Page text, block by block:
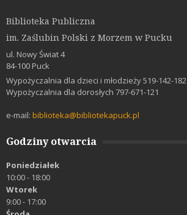
Biblioteka Publiczna
im. Zaślubin Polski z Morzem w Pucku
ul. Nowy Świat 4
84-100 Puck
Wypożyczalnia dla dzieci i młodzieży 519-142-182
Wypożyczalnia dla dorosłych 797-671-121
e-mail: biblioteka@bibliotekapuck.pl
Godziny otwarcia
Poniedziałek
10:00 - 18:00
Wtorek
9:00 - 17:00